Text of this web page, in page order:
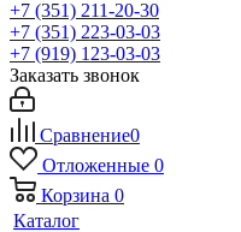
+7 (351) 211-20-30
+7 (351) 223-03-03
+7 (919) 123-03-03
Заказать звонок
Сравнение0
Отложенные 0
Корзина 0
Каталог